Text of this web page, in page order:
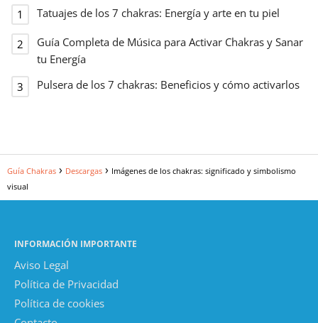
Tatuajes de los 7 chakras: Energía y arte en tu piel
Guía Completa de Música para Activar Chakras y Sanar
tu Energía
Pulsera de los 7 chakras: Beneficios y cómo activarlos
Guía Chakras Descargas
Imágenes de los chakras: significado y simbolismo
visual
INFORMACIÓN IMPORTANTE
Aviso Legal
Política de Privacidad
Política de cookies